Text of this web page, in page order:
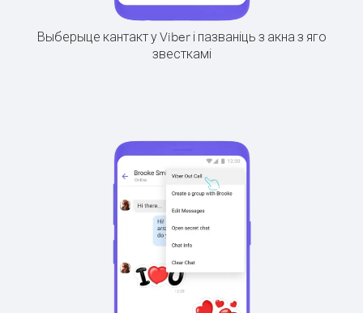
Выберыце кантакт у Viber і пазваніць з акна з яго
звесткамі